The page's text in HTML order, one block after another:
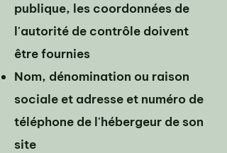
publique, les coordonnées de
l'autorité de contrôle doivent
être fournies
Nom, dénomination ou raison
sociale et adresse et numéro de
téléphone de l'hébergeur de son
site